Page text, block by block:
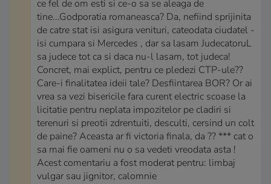
ce fel de om esti si ce-o sa se aleaga de
tine...Godporatia romaneasca? Da, nefiind sprijinita
de catre stat isi asigura venituri, cateodata ciudatel -
isi cumpara si Mercedes , dar sa lasam JudecatoruL
sa judece tot ca si daca nu-l lasam, tot judeca!
Concret, mai explict, pentru ce pledezi CTP-ule??
Care-i finalitatea ideii tale? Desfiintarea BOR? Or ai
vrea sa vezi bisericile fara curent electric scoase la
licitatie pentru neplata impozitelor pe cladiri si
terenuri si preotii zdrentuiti, desculti, cersind un colt
de paine? Aceasta ar fi victoria finala, da ?? *** cat o
sa mai fie oameni nu o sa vedeti vreodata asta !
Acest comentariu a fost moderat pentru: limbaj
vulgar sau jignitor, calomnie